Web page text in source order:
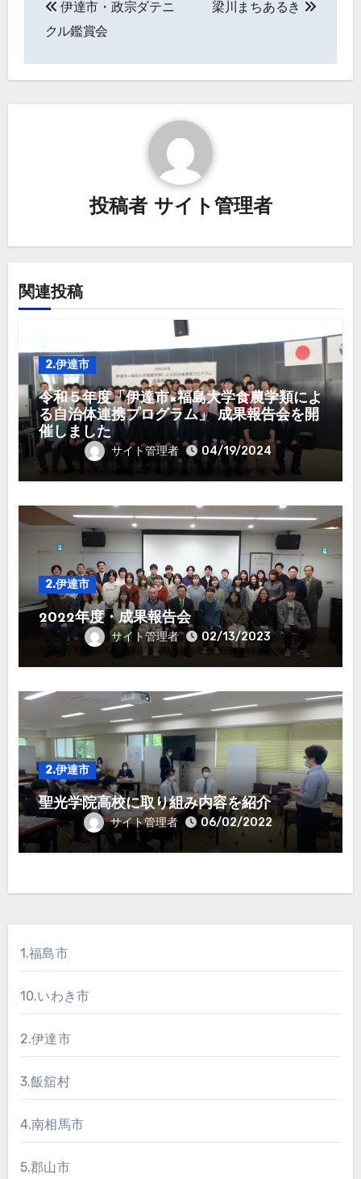
ビ
ン
伊達市・政宗ダテニ
クル鑑賞会
梁川まちあるき
投稿者 サイト管理者
関連投稿
2.伊達市
令和５年度「伊達市×福島大学食農学類によ
る自治体連携プログラム」 成果報告会を開
催しました
サイト管理者 04/19/2024
2.伊達市
2022年度・成果報告会
サイト管理者 02/13/2023
2.伊達市
聖光学院高校に取り組み内容を紹介
サイト管理者 06/02/2022
1.福島市
10.いわき市
2.伊達市
3.飯舘村
4.南相馬市
5.郡山市